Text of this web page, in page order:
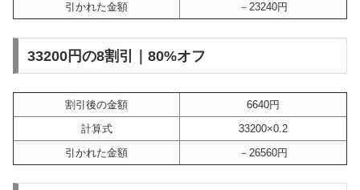
引かれた金額
－23240円
33200円の8割引｜80%オフ
割引後の金額
6640円
計算式
33200×0.2
引かれた金額
－26560円